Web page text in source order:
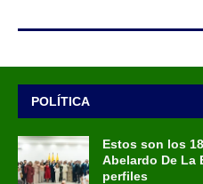
POLÍTICA
Estos son los
Abelardo De La
perfiles